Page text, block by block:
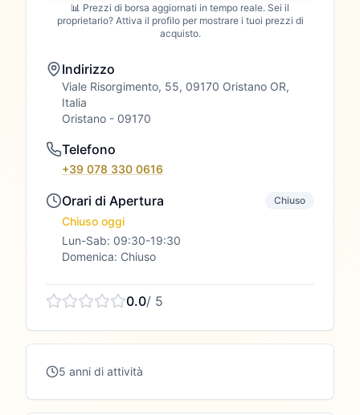
📊 Prezzi di borsa aggiornati in tempo reale. Sei il
proprietario? Attiva il profilo per mostrare i tuoi prezzi di
acquisto.
Indirizzo
Viale Risorgimento, 55, 09170 Oristano OR,
Italia
Oristano- 09170
Telefono
+39 078 330 0616
Orari di Apertura Chiuso
Chiuso oggi
Lun-Sab: 09:30-19:30
Domenica: Chiuso
0.0/ 5
5 anni di attività